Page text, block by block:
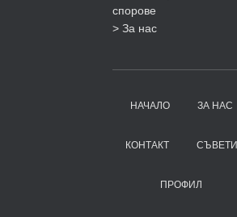
спорове
> За нас
НАЧАЛО ЗА НАС
КОНТАКТ СЪВЕТИ
ПРОФИЛ